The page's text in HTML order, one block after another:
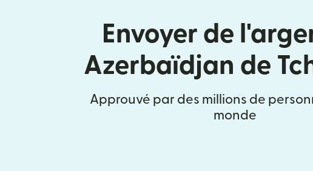
Envoyer de
Azerbaïdjan de
Approuvé par des millions de
monde